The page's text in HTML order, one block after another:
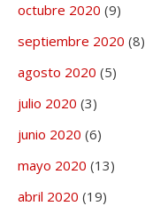
octubre 2020 (9)
septiembre 2020 (8)
agosto 2020 (5)
julio 2020 (3)
junio 2020 (6)
mayo 2020 (13)
abril 2020 (19)